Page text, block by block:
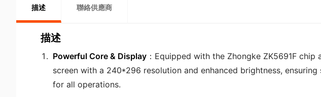
描述 聯絡供應商
描述
Powerful Core & Display ：Equipped with the Zhongke ZK5691F
screen with a 240*296 resolution and enhanced brightness,
for all operations.